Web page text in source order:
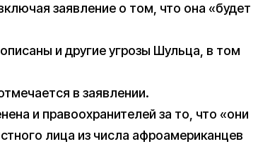
заявление о том, что она «будет
и другие угрозы Шульца, в том
в заявлении.
и правоохранителей за то, что «они
лица из числа афроамериканцев